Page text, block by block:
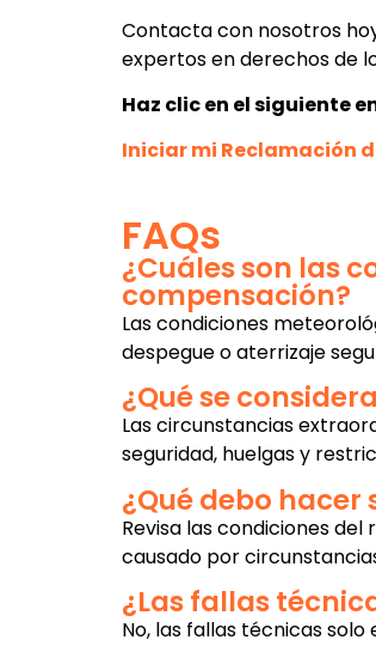
Contacta con nosotros
expertos en derechos de
Haz clic en el siguiente
Iniciar mi Reclamación
FAQs
¿Cuáles son las
compensación?
Las condiciones
despegue o aterrizaje
¿Qué se
Las circunstancias
seguridad, huelgas y
¿Qué debo
Revisa las condiciones
causado por
¿Las fallas
No, las fallas técnicas